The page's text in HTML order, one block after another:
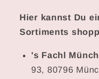
Hier kannst Du
Sortiments
's Fachl
93, 80796